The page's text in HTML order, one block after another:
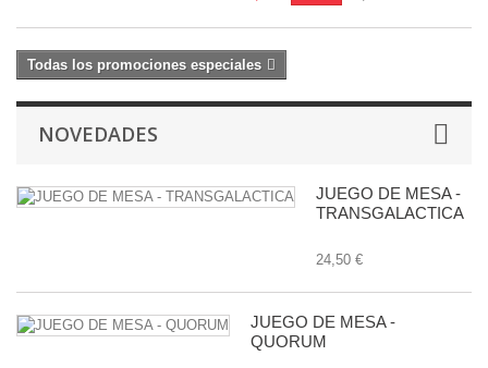
Todas los promociones especiales
NOVEDADES
JUEGO DE MESA -
TRANSGALACTICA
24,50 €
JUEGO DE MESA -
QUORUM